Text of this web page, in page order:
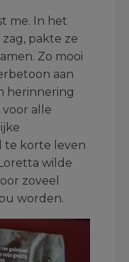
me. In het
pakte ze
Zo mooi
aan
herinnering
alle
te korte leven
wilde
zoveel
worden.